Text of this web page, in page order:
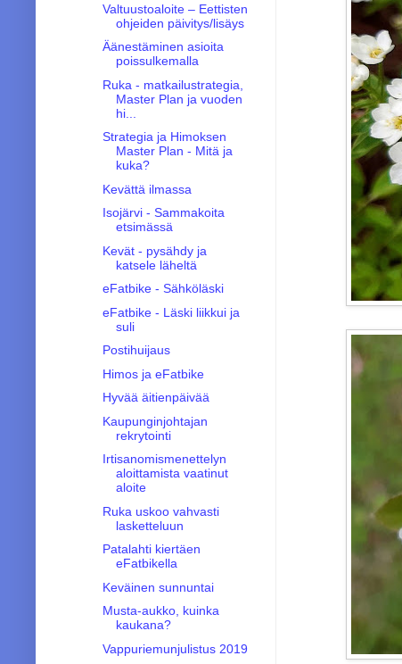
Valtuustoaloite – Eettisten
ohjeiden päivitys/lisäys
Äänestäminen asioita
poissulkemalla
Ruka - matkailustrategia,
Master Plan ja vuoden
hi...
Strategia ja Himoksen
Master Plan - Mitä ja
kuka?
Kevättä ilmassa
Isojärvi - Sammakoita
etsimässä
Kevät - pysähdy ja
katsele läheltä
eFatbike - Sähköläski
eFatbike - Läski liikkui ja
suli
Postihuijaus
Himos ja eFatbike
Hyvää äitienpäivää
Kaupunginjohtajan
rekrytointi
Irtisanomismenettelyn
aloittamista vaatinut
aloite
Ruka uskoo vahvasti
lasketteluun
Patalahti kiertäen
eFatbikella
Keväinen sunnuntai
Musta-aukko, kuinka
kaukana?
Vappuriemunjulistus 2019